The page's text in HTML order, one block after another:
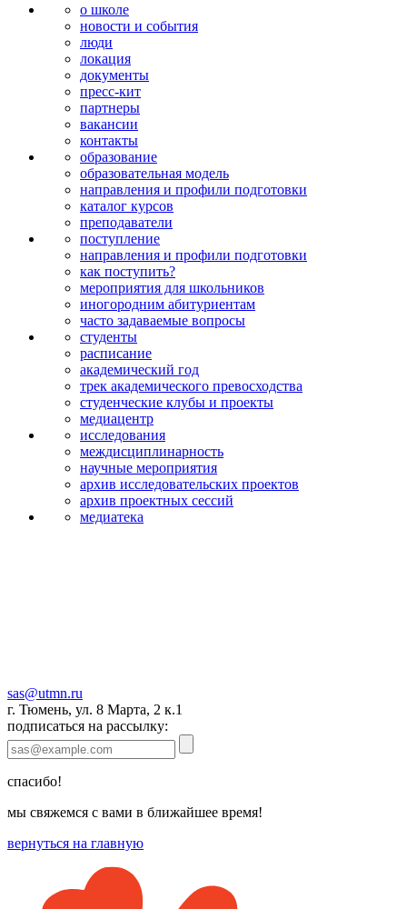
о школе
новости и события
люди
локация
документы
пресс-кит
партнеры
вакансии
контакты
образование
образовательная модель
направления и профили подготовки
каталог курсов
преподаватели
поступление
направления и профили подготовки
как поступить?
мероприятия для школьников
иногородним абитуриентам
часто задаваемые вопросы
студенты
расписание
академический год
трек академического превосходства
студенческие клубы и проекты
медиацентр
исследования
междисципли­нарность
научные мероприятия
архив исследова­тельских проектов
архив проектных сессий
медиатека
sas@utmn.ru
г. Тюмень, ул. 8 Марта, 2 к.1
подписаться на рассылку:
спасибо!
мы свяжемся с вами в ближайшее время!
вернуться на главную